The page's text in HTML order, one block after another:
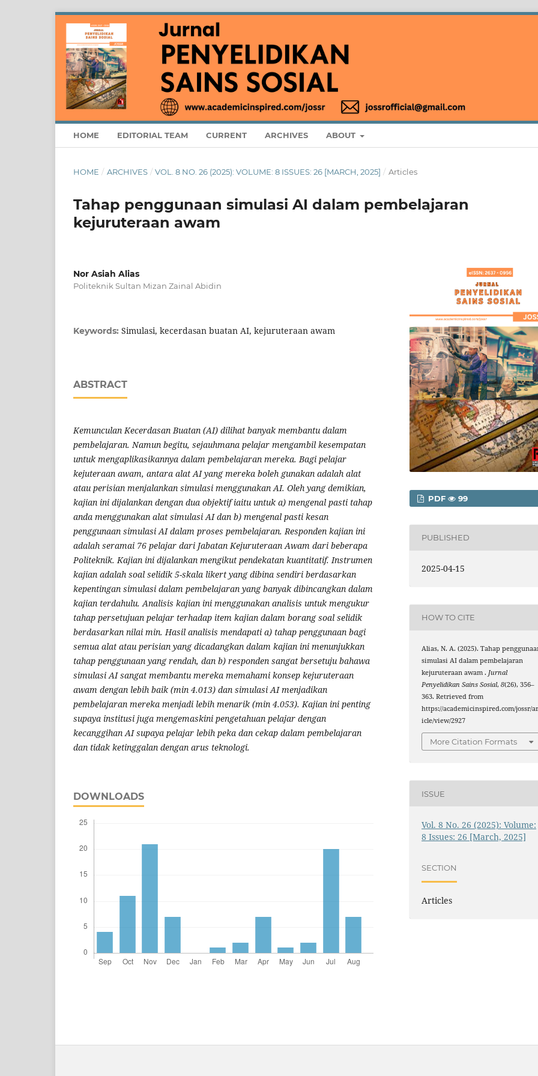
HOME EDITORIAL TEAM CURRENT ARCHIVES ABOUT
HOME / ARCHIVES / VOL. 8 NO. 26 (2025): VOLUME: 8 ISSUES: 26 [MARCH, 2025] / Articles
Tahap penggunaan simulasi AI dalam pembelajaran
kejuruteraan awam
Nor Asiah Alias
Politeknik Sultan Mizan Zainal Abidin
Keywords: Simulasi, kecerdasan buatan AI, kejuruteraan awam
ABSTRACT
Kemunculan Kecerdasan Buatan (AI) dilihat banyak membantu dalam
pembelajaran. Namun begitu, sejauhmana pelajar mengambil kesempatan
untuk mengaplikasikannya dalam pembelajaran mereka. Bagi pelajar
kejuteraan awam, antara alat AI yang mereka boleh gunakan adalah alat
atau perisian menjalankan simulasi menggunakan AI. Oleh yang demikian,
kajian ini dijalankan dengan dua objektif iaitu untuk a) mengenal pasti tahap
anda menggunakan alat simulasi AI dan b) mengenal pasti kesan
penggunaan simulasi AI dalam proses pembelajaran. Responden kajian ini
adalah seramai 76 pelajar dari Jabatan Kejuruteraan Awam dari beberapa
Politeknik. Kajian ini dijalankan mengikut pendekatan kuantitatif. Instrumen
kajian adalah soal selidik 5-skala likert yang dibina sendiri berdasarkan
kepentingan simulasi dalam pembelajaran yang banyak dibincangkan dalam
kajian terdahulu. Analisis kajian ini menggunakan analisis untuk mengukur
tahap persetujuan pelajar terhadap item kajian dalam borang soal selidik
berdasarkan nilai min. Hasil analisis mendapati a) tahap penggunaan bagi
semua alat atau perisian yang dicadangkan dalam kajian ini menunjukkan
tahap penggunaan yang rendah, dan b) responden sangat bersetuju bahawa
simulasi AI sangat membantu mereka memahami konsep kejuruteraan
awam dengan lebih baik (min 4.013) dan simulasi AI menjadikan
pembelajaran mereka menjadi lebih menarik (min 4.053). Kajian ini penting
supaya institusi juga mengemaskini pengetahuan pelajar dengan
kecanggihan AI supaya pelajar lebih peka dan cekap dalam pembelajaran
dan tidak ketinggalan dengan arus teknologi.
DOWNLOADS
PDF 99
PUBLISHED
2025-04-15
HOW TO CITE
Alias, N. A. (2025). Tahap
simulasi AI dalam pembelajaran
kejuruteraan awam .Jurnal
Penyelidikan Sains Sosial,8(26), 356–
363. Retrieved from
https://academicinspired.com/jossr/
icle/view/2927
More Citation Formats
ISSUE
Vol. 8 No. 26 (2025): Volume:
8 Issues: 26 [March, 2025]
SECTION
Articles